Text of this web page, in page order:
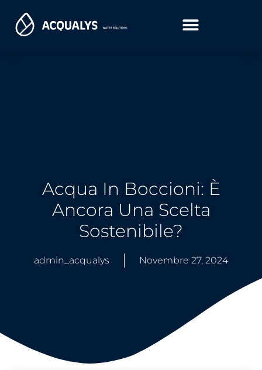
Acqua In Boccioni: È
Ancora Una Scelta
Sostenibile?
admin_acqualys Novembre 27, 2024